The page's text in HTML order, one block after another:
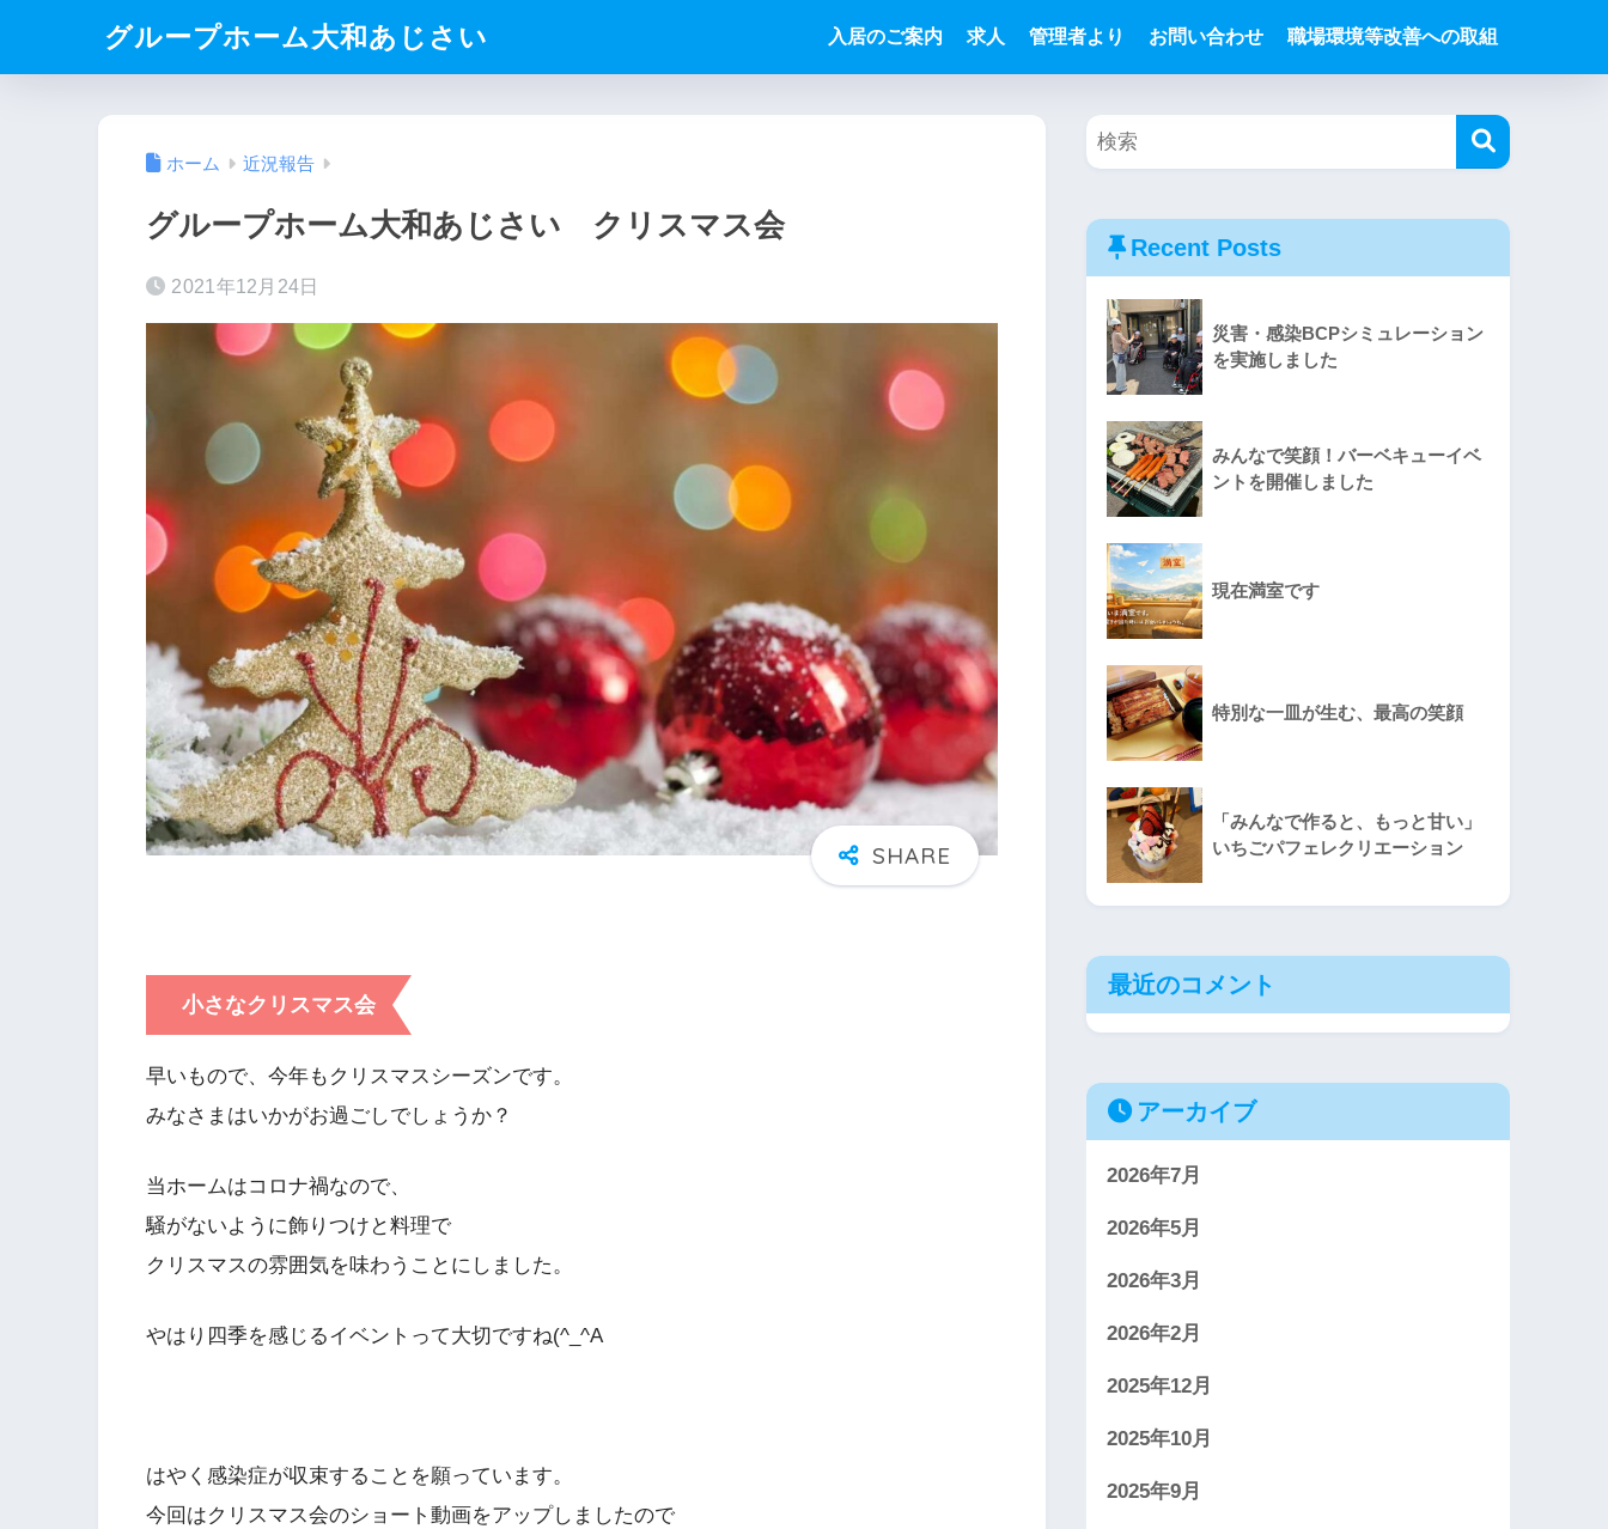
グループホーム大和あじさい 入居のご案内 求人 管理者より お問い合わせ 職場環境等改善への取組
ホーム 近況報告
グループホーム大和あじさい クリスマス会
2021年12月24日
小さなクリスマス会
早いもので、今年もクリスマスシーズンです。
みなさまはいかがお過ごしでしょうか？
当ホームはコロナ禍なので、
騒がないように飾りつけと料理で
クリスマスの雰囲気を味わうことにしました。
やはり四季を感じるイベントって大切ですね(^_^A
はやく感染症が収束することを願っています。
今回はクリスマス会のショート動画をアップしましたので
Recent Posts
災害・感染BCPシミュレーション
を実施しました
みんなで笑顔！バーベキューイベ
ントを開催しました
現在満室です
特別な一皿が生む、最高の笑顔
「みんなで作ると、もっと甘い」
いちごパフェレクリエーション
最近のコメント
アーカイブ
2026年7月
2026年5月
2026年3月
2026年2月
2025年12月
2025年10月
2025年9月